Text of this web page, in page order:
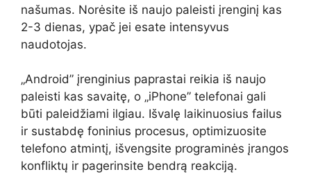
našumas. Norėsite iš naujo paleisti įrenginį kas
2-3 dienas, ypač jei esate intensyvus
naudotojas.
„Android” įrenginius paprastai reikia iš naujo
paleisti kas savaitę, o „iPhone” telefonai gali
būti paleidžiami ilgiau. Išvalę laikinuosius failus
ir sustabdę foninius procesus, optimizuosite
telefono atmintį, išvengsite programinės įrangos
konfliktų ir pagerinsite bendrą reakciją.